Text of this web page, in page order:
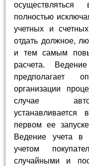
полностью
учетных и
отдать должное,
и тем самым
расчета.
предполагает
организации
случае
первом ее
Ведение учета в
учетом
случайными и